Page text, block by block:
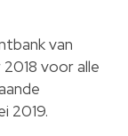
van
voor alle
2019.